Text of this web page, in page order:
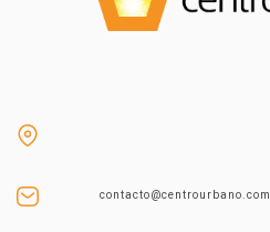
contacto@centrourbano.com